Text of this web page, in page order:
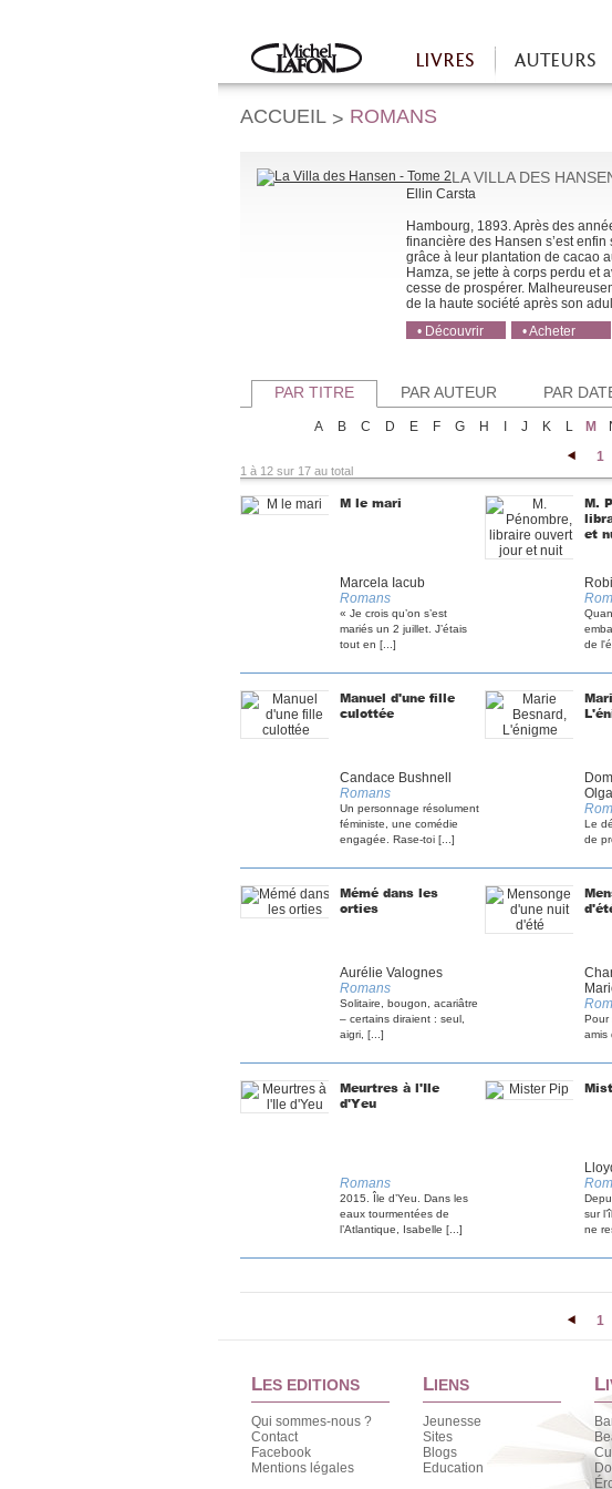
Accueil
LIVRES AUTEURS
ACCUEIL > ROMANS
LA VILLA DES
Ellin Carsta
Hambourg, 1893. Après des
financière des Hansen s’est
grâce à leur plantation de cacao
Hamza, se jette à corps perdu et
cesse de prospérer.
de la haute société après son
• Découvrir
• Acheter
PAR TITRE PAR AUTEUR PAR
A B C D E F G H J K L M
1
1 à 12 sur 17 au total
M le mari
Marcela Iacub
Romans
« Je crois qu’on s’est
mariés un 2 juillet. J’étais
tout en [...]
M.
et
de
Manuel d'une fille
culottée
Candace Bushnell
Romans
Un personnage résolument
féministe, une comédie
engagée. Rase-toi [...]
Le
de
Mémé dans les
orties
Aurélie Valognes
Romans
Solitaire, bougon, acariâtre
– certains diraient : seul,
aigri, [...]
Pour
amis
Meurtres à l'Ile
d'Yeu
Romans
2015. Île d’Yeu. Dans les
eaux tourmentées de
l’Atlantique, Isabelle [...]
sur
ne
1
LES EDITIONS
Qui sommes-nous ?
Contact
Facebook
Mentions légales
LIENS
Jeunesse
Sites
Blogs
Education
L